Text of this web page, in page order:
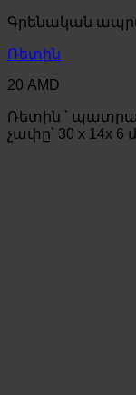
Գրենական
Ռետին
20 AMD
Ռետին ՝
չափը՝ 30 x 14x 6